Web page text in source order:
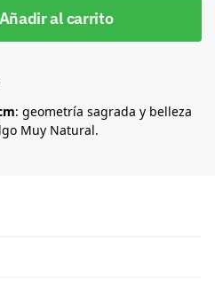
Añadir al carrito
: geometría sagrada y belleza
Muy Natural.